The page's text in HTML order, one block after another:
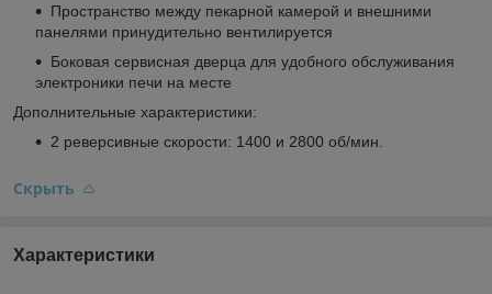
Пространство между пекарной камерой и внешними
панелями принудительно вентилируется
Боковая сервисная дверца для удобного обслуживания
электроники печи на месте
Дополнительные характеристики:
2 реверсивные скорости: 1400 и 2800 об/мин.
Скрыть
Характеристики